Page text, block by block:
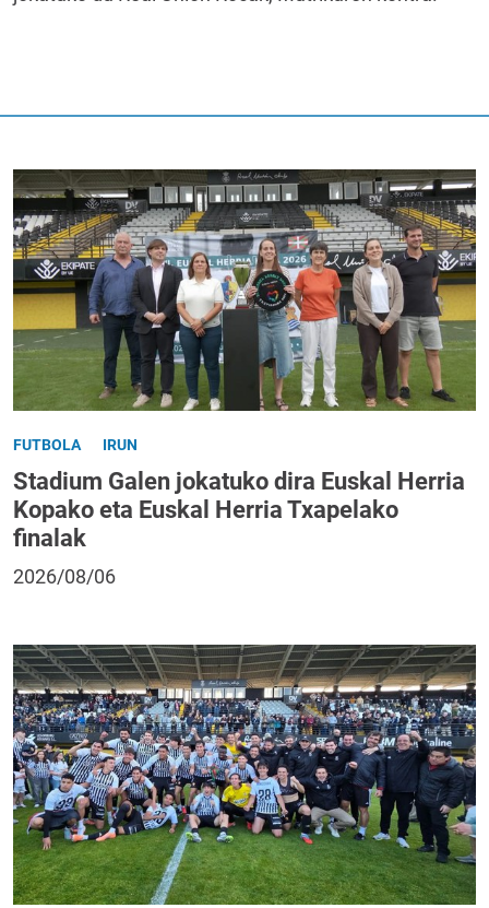
FUTBOLA IRUN
Stadium Galen jokatuko dira Euskal Herria
Kopako eta Euskal Herria Txapelako
finalak
2026/08/06